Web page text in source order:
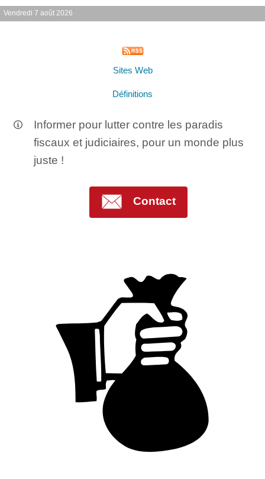
Vendredi 7 août 2026
Sites Web
Définitions
Informer pour lutter contre les paradis
fiscaux et judiciaires, pour un monde plus
juste !
Contact